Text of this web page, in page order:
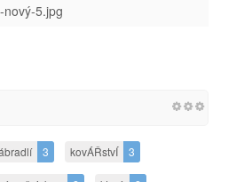
5.jpg
3 kovÁŘstvÍ 3